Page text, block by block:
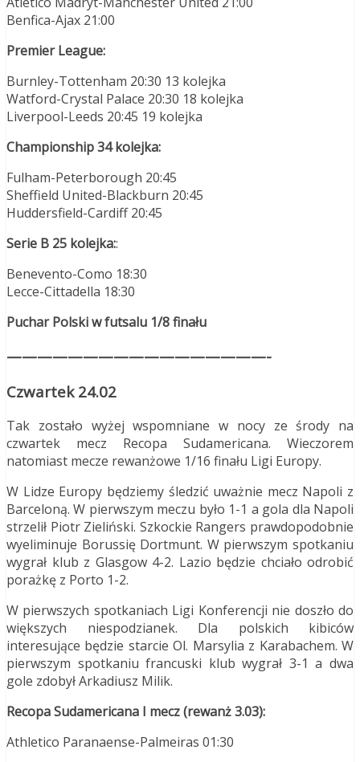
Benfica-Ajax 21:00
Premier League:
Burnley-Tottenham 20:30 13 kolejka
Watford-Crystal Palace 20:30 18 kolejka
Liverpool-Leeds 20:45 19 kolejka
Championship 34 kolejka:
Fulham-Peterborough 20:45
Sheffield United-Blackburn 20:45
Huddersfield-Cardiff 20:45
Serie B 25 kolejka::
Benevento-Como 18:30
Lecce-Cittadella 18:30
Puchar Polski w futsalu 1/8 finału
—————————————————-
Czwartek 24.02
Tak zostało wyżej wspomniane w nocy ze środy na
czwartek mecz Recopa Sudamericana. Wieczorem
natomiast mecze rewanżowe 1/16 finału Ligi Europy.
W Lidze Europy będziemy śledzić uważnie mecz Napoli z
Barceloną. W pierwszym meczu było 1-1 a gola dla Napoli
strzelił Piotr Zieliński. Szkockie Rangers prawdopodobnie
wyeliminuje Borussię Dortmunt. W pierwszym spotkaniu
wygrał klub z Glasgow 4-2. Lazio będzie chciało odrobić
porażkę z Porto 1-2.
W pierwszych spotkaniach Ligi Konferencji nie doszło do
większych niespodzianek. Dla polskich kibiców
interesujące będzie starcie Ol. Marsylia z Karabachem. W
pierwszym spotkaniu francuski klub wygrał 3-1 a dwa
gole zdobył Arkadiusz Milik.
Recopa Sudamericana I mecz (rewanż 3.03):
Athletico Paranaense-Palmeiras 01:30